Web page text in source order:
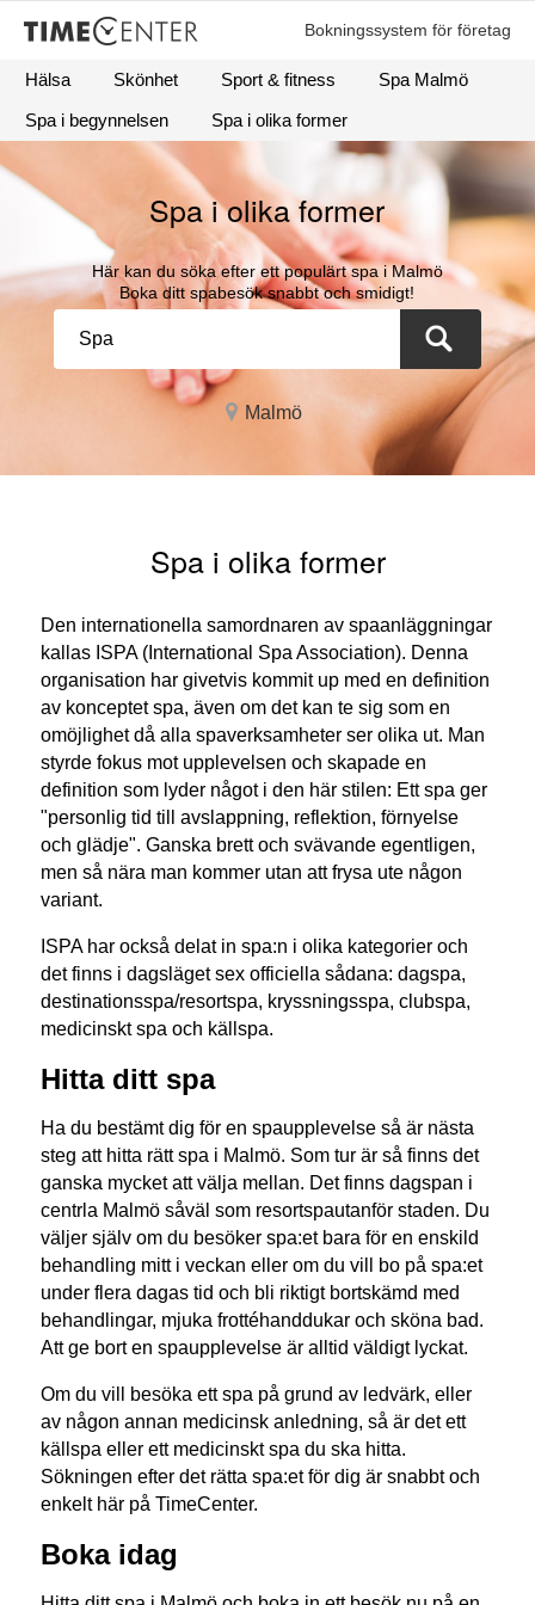
Bokningssystem för företag
Hälsa Skönhet Sport & fitness
Spa Malmö
Spa i begynnelsen
Spa i olika former
Spa i olika former
Här kan du söka efter ett populärt spa i Malmö
Boka ditt spabesök snabbt och smidigt!
Malmö
Spa i olika former
Den internationella samordnaren av spaanläggningar
kallas ISPA (International Spa Association). Denna
organisation har givetvis kommit up med en definition
av konceptet spa, även om det kan te sig som en
omöjlighet då alla spaverksamheter ser olika ut. Man
styrde fokus mot upplevelsen och skapade en
definition som lyder något i den här stilen: Ett spa ger
"personlig tid till avslappning, reflektion, förnyelse
och glädje". Ganska brett och svävande egentligen,
men så nära man kommer utan att frysa ute någon
variant.
ISPA har också delat in spa:n i olika kategorier och
det finns i dagsläget sex officiella sådana: dagspa,
destinationsspa/resortspa, kryssningsspa, clubspa,
medicinskt spa och källspa.
Hitta ditt spa
Ha du bestämt dig för en spaupplevelse så är nästa
steg att hitta rätt spa i Malmö. Som tur är så finns det
ganska mycket att välja mellan. Det finns dagspan i
centrla Malmö såväl som resortspautanför staden. Du
väljer själv om du besöker spa:et bara för en enskild
behandling mitt i veckan eller om du vill bo på spa:et
under flera dagas tid och bli riktigt bortskämd med
behandlingar, mjuka frottéhanddukar och sköna bad.
Att ge bort en spaupplevelse är alltid väldigt lyckat.
Om du vill besöka ett spa på grund av ledvärk, eller
av någon annan medicinsk anledning, så är det ett
källspa eller ett medicinskt spa du ska hitta.
Sökningen efter det rätta spa:et för dig är snabbt och
enkelt här på TimeCenter.
Boka idag